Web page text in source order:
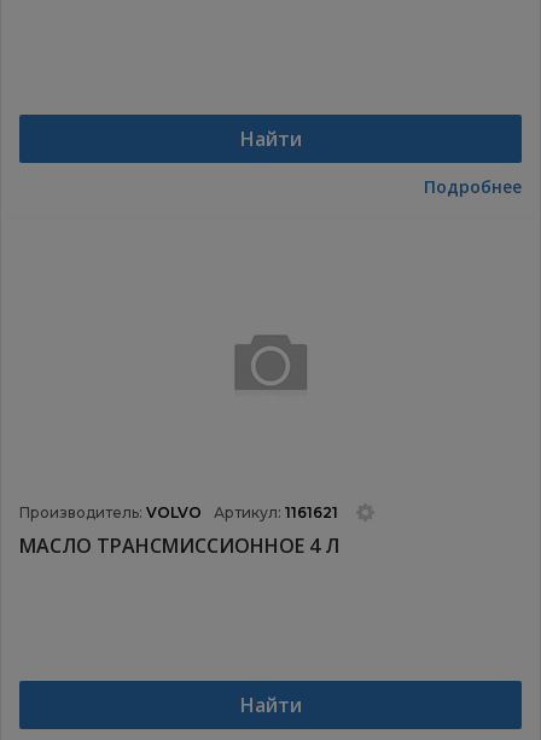
Найти
Подробнее
Производитель: VOLVO Артикул: 1161621
МАСЛО ТРАНСМИССИОННОЕ 4 Л
Найти